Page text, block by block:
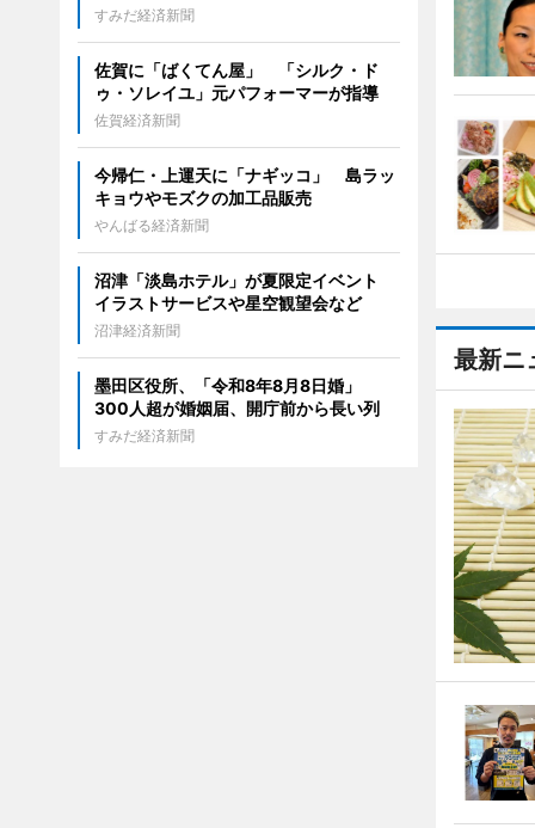
最新ニ
すみだ経済新聞
佐賀に「ばくてん屋」 「シルク・ド
ゥ・ソレイユ」元パフォーマーが指導
佐賀経済新聞
今帰仁・上運天に「ナギッコ」 島ラッ
キョウやモズクの加工品販売
やんばる経済新聞
沼津「淡島ホテル」が夏限定イベント
イラストサービスや星空観望会など
沼津経済新聞
墨田区役所、「令和8年8月8日婚」
300人超が婚姻届、開庁前から長い列
すみだ経済新聞